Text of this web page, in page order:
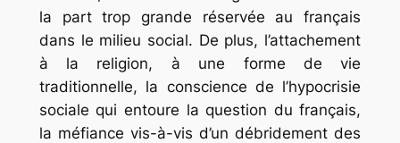
la part trop grande réservée au français
dans le milieu social. De plus, l’attachement
à la religion, à une forme de vie
traditionnelle, la conscience de l’hypocrisie
sociale qui entoure la question du français,
la méfiance vis-à-vis d’un débridement des